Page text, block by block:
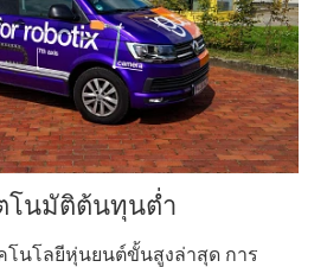
โนมัติต้นทุนต่ำ
โนโลยีหุ่นยนต์ขั้นสูงล่าสุด การ